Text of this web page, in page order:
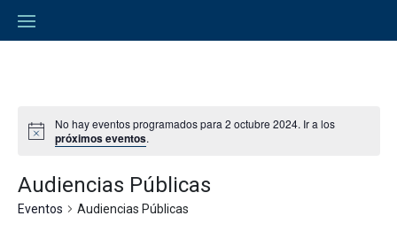
No hay eventos programados para 2 octubre 2024. Ir a los
próximos eventos.
Audiencias Públicas
Eventos Audiencias Públicas